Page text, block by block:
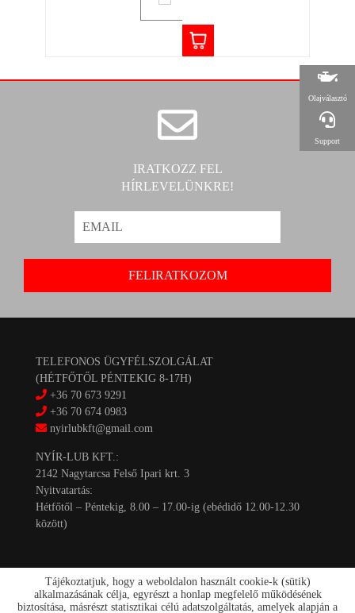
IRATKOZZ FEL
HÍRLEVELÜNKRE!
TELEFONOS ÜGYFÉLSZOLGÁLAT
(HÉTFŐTŐL PÉNTEKIG 8-17H)
+36 70 673 9291
+36 70 674 0983
nyirlubkft@gmail.com
NYÍR-LUB KFT.:
2142 Nagytarcsa Felső Ipari krt. 3
Nyitvatartás:
Hétfőtől – Péntekig, 8.00 – 17.00-ig (ebédidő 12.00-12.30
között)
Olajválasztó
Support
Tájékoztatjuk, hogy a weboldalon használt cookie-k (sütik)
alkalmazásának célja, egyrészt a honlap megfelelő működésének
biztosítása, másrészt statisztikai célú adatszolgáltatás, amelyek alapján a